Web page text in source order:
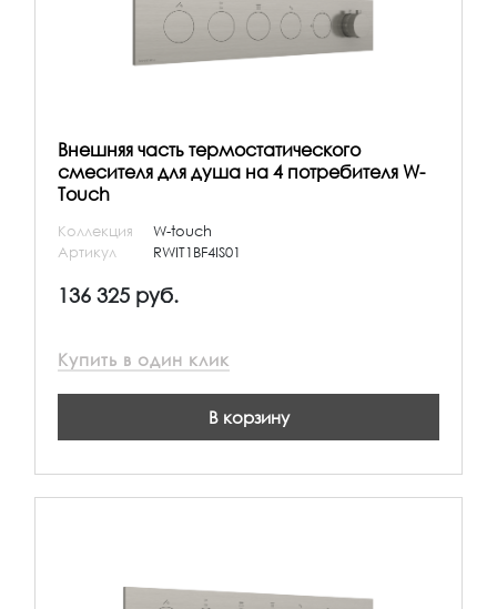
Внешняя часть термостатического
смесителя для душа на 4 потребителя W-
Touch
Коллекция
W-touch
Артикул
RWIT1BF4IS01
136 325 руб.
Купить в один клик
В корзину